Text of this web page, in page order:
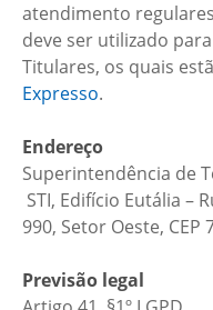
atendimento
deve ser utilizado
Titulares, os quais
Expresso.
Endereço
Superintendência de
STI, Edifício Eutália –
990, Setor Oeste, CEP
Previsão legal